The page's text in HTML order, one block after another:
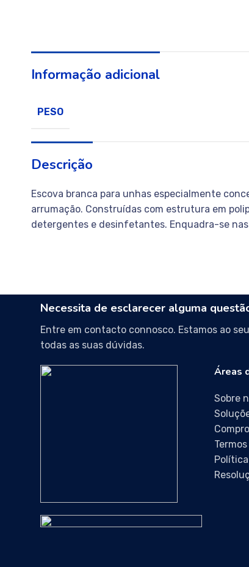
Informação adicional
PESO
Descrição
Escova branca para unhas especialmente
arrumação. Construídas com estrutura em
detergentes e desinfetantes. Enquadra-se
Necessita de esclarecer alguma
Entre em contacto connosco. Estamos ao
todas as suas dúvidas.
Áreas
Sobre